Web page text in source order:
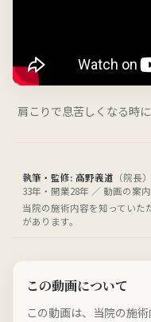
肩こりで息苦しくなる時
執筆・監修: 高野義道 （院長
33年・開業28年 ／ 動画の案内
当院の施術内容を知っていた
があります。
この動画について
この動画は、当院の施